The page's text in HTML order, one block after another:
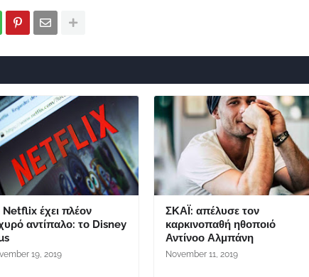
Netflix έχει πλέον
αντίπαλο: το Disney
19, 2019
ΣΚΑΪ: απέλυσε τον
καρκινοπαθή ηθοποιό
Αντίνοο Αλμπάνη
November 11, 2019